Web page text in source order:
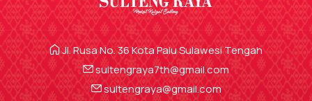
Jl. Rusa No. 36 Kota Palu Sulawesi Tengah
sultengraya7th@gmail.com
sultengraya@gmail.com